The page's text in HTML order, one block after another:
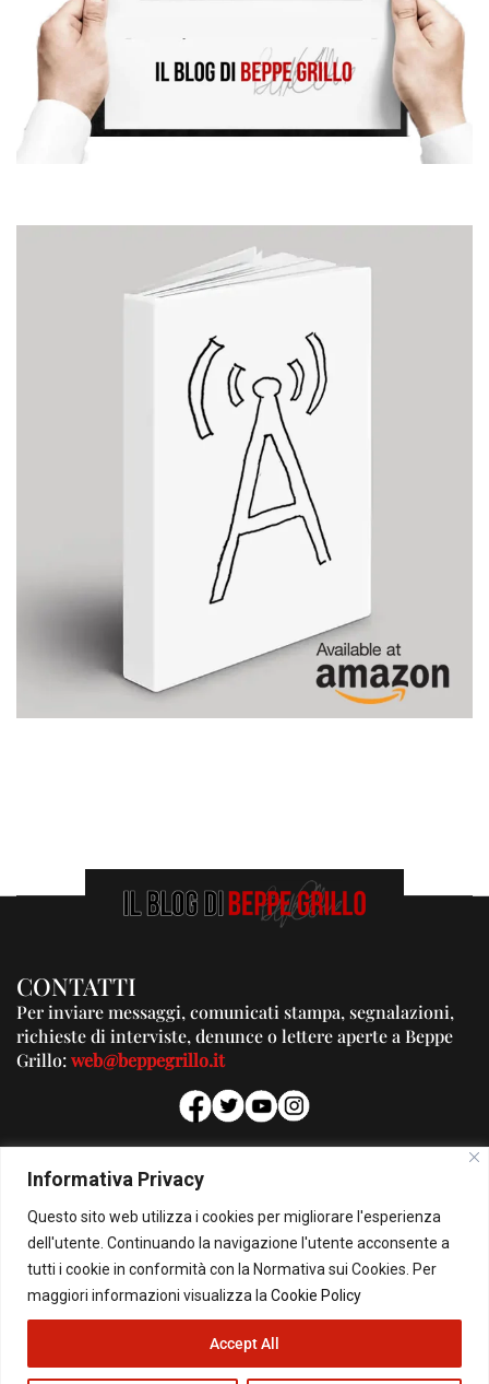
Informativa Privacy
Questo sito web utilizza i cookies per migliorare l'esperienza
dell'utente. Continuando la navigazione l'utente acconsente a
tutti i cookie in conformità con la Normativa sui Cookies. Per
maggiori informazioni visualizza la Cookie Policy
Accept All
CONTATTI
Per inviare messaggi, comunicati stampa, segnalazioni,
richieste di interviste, denunce o lettere aperte a Beppe
Grillo:web@beppegrillo.it
PUBBLICITA'
Per la tua pubblicità su questo Blog:
pubblicita@beppegrillo.it
© Copyright 2026 - Il Blog di Beppe Grillo. All Rights Reserved - Powered by
happygrafic.com